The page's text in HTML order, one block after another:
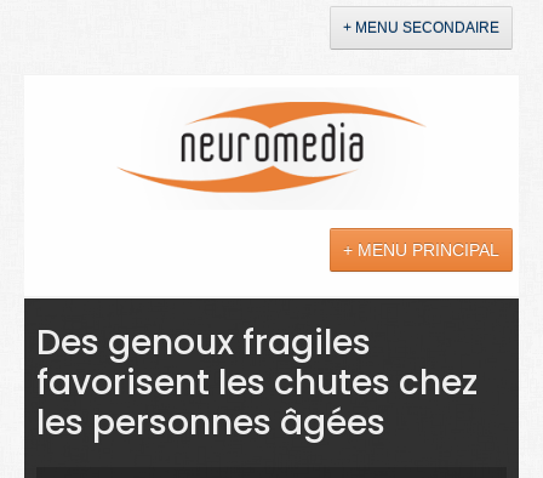
+ MENU SECONDAIRE
+ MENU PRINCIPAL
Actualités
Sciences
Maladies
Des genoux fragiles
favorisent les chutes chez
les personnes âgées